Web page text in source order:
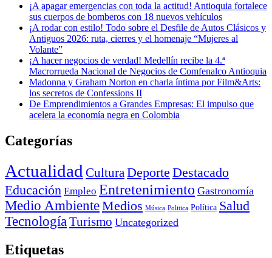
¡A apagar emergencias con toda la actitud! Antioquia fortalece
sus cuerpos de bomberos con 18 nuevos vehículos
¡A rodar con estilo! Todo sobre el Desfile de Autos Clásicos y
Antiguos 2026: ruta, cierres y el homenaje “Mujeres al
Volante”
¡A hacer negocios de verdad! Medellín recibe la 4.ª
Macrorrueda Nacional de Negocios de Comfenalco Antioquia
Madonna y Graham Norton en charla íntima por Film&Arts:
los secretos de Confessions II
De Emprendimientos a Grandes Empresas: El impulso que
acelera la economía negra en Colombia
Categorías
Actualidad CulturaDeporte Destacado
Educación Empleo Entretenimiento Gastronomía
Medio AmbienteMedios Música Politica Política Salud
Tecnología Turismo Uncategorized
Etiquetas